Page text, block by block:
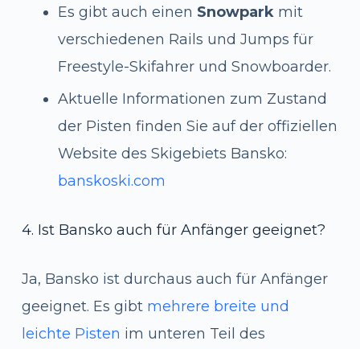
Es gibt auch einen Snowparkmit
verschiedenen Rails und Jumps für
Freestyle-Skifahrer und Snowboarder.
Aktuelle Informationen zum Zustand
der Pisten finden Sie auf der offiziellen
Website des Skigebiets Bansko:
banskoski.com
4. Ist Bansko auch für Anfänger geeignet?
Ja, Bansko ist durchaus auch für Anfänger
geeignet. Es gibt mehrere breite und
leichte Pisten im unteren Teil des